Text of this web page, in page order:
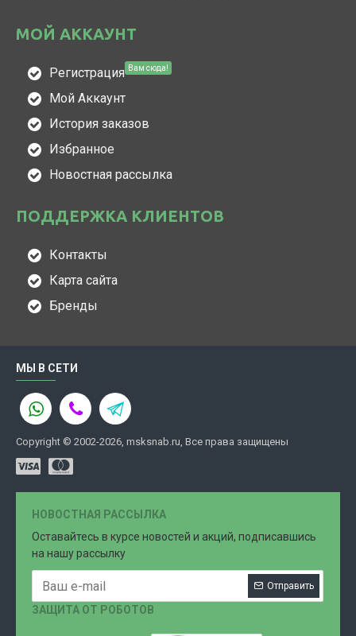
МОЙ АККАУНТ
Регистрация Вам сюда!
Мой Аккаунт
История заказов
Избранное
Новостная рассылка
ПОДДЕРЖКА КЛИЕНТОВ
Контакты
Карта сайта
Бренды
МЫ В СЕТИ
Copyright © 2002-2026, msksnab.ru, Все права защищены
НОВОСТНАЯ РАССЫЛКА
Оставайтесь в курсе новостей и акций, подписавшись
на нашу рассылку
Отправить
ЗАЩИТА ОТ РОБОТОВ